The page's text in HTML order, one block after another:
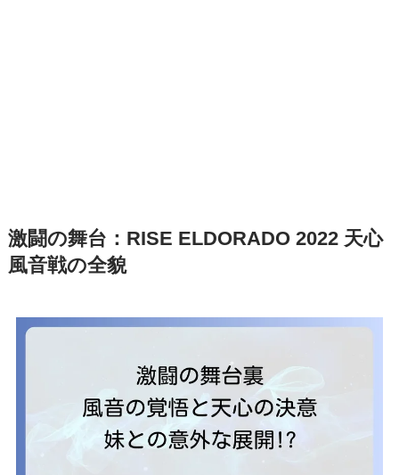
激闘の舞台：RISE ELDORADO 2022 天心
風音戦の全貌